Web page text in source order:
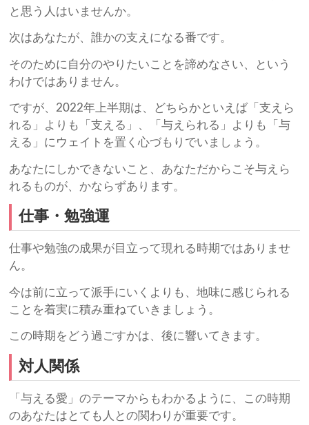
と思う人はいませんか。
次はあなたが、誰かの支えになる番です。
そのために自分のやりたいことを諦めなさい、という
わけではありません。
ですが、2022年上半期は、どちらかといえば「支えら
れる」よりも「支える」、「与えられる」よりも「与
える」にウェイトを置く心づもりでいましょう。
あなたにしかできないこと、あなただからこそ与えら
れるものが、かならずあります。
仕事・勉強運
仕事や勉強の成果が目立って現れる時期ではありませ
ん。
今は前に立って派手にいくよりも、地味に感じられる
ことを着実に積み重ねていきましょう。
この時期をどう過ごすかは、後に響いてきます。
対人関係
「与える愛」のテーマからもわかるように、この時期
のあなたはとても人との関わりが重要です。